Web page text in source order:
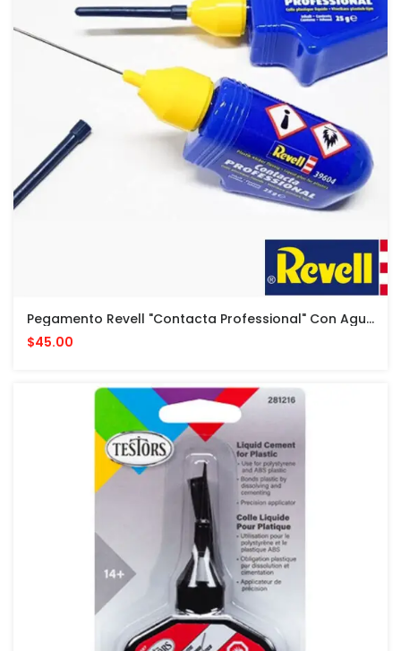
Pegamento Revell "Contacta Professional" Con Aguja - 25 G - Cemento Para Modelos Plasticos
$45.00